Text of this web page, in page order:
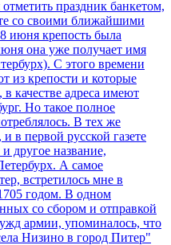
праздник банкетом,
со своими ближайшими
июня крепость была
она уже получает имя
С этого времени
из крепости и которые
качестве адреса имеют
Но такое полное
В тех же
в первой русской газете
другое название,
А самое
встретилось мне в
годом. В одном
со сбором и отправкой
армии, упоминалось, что
Низино в город Питер"